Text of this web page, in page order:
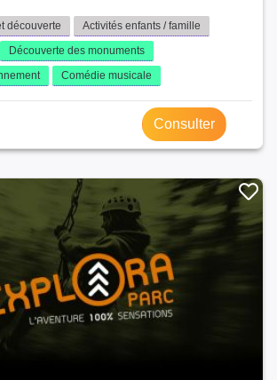
découverte
Activités enfants / famille
Découverte des monuments
Comédie musicale
Consulter